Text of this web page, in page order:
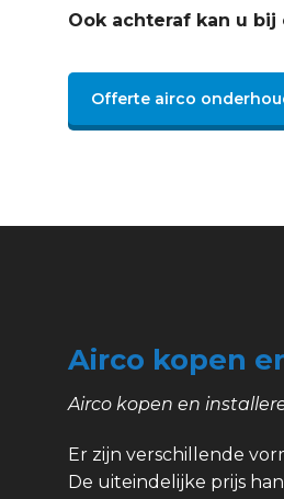
Ook achteraf kan u
Offerte airco
Airco kopen
Airco kopen en
Er zijn verschillende
De uiteindelijke prijs